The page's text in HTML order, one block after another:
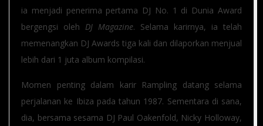
ia menjadi penerima pertama DJ No. 1 di Dunia Award
bergengsi oleh DJ Magazine. Selama karirnya, ia telah
memenangkan DJ Awards tiga kali dan dilaporkan menjual
lebih dari 1 juta album kompilasi.
Momen penting dalam karir Rampling datang selama
perjalanan ke Ibiza pada tahun 1987. Sementara di sana,
dia, bersama sesama DJ Paul Oakenfold, Nicky Holloway,